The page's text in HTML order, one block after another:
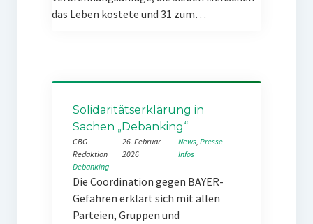
das Leben kostete und 31 zum…
Solidaritätserklärung in
Sachen „Debanking“
CBG
Redaktion
26. Februar
2026
News, Presse-
Infos
Debanking
Die Coordination gegen BAYER-
Gefahren erklärt sich mit allen
Parteien, Gruppen und